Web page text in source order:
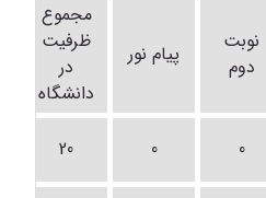
نوبت
دوم
پیام نور
مجموع
ظرفیت
در
دانشگاه
0
0
20